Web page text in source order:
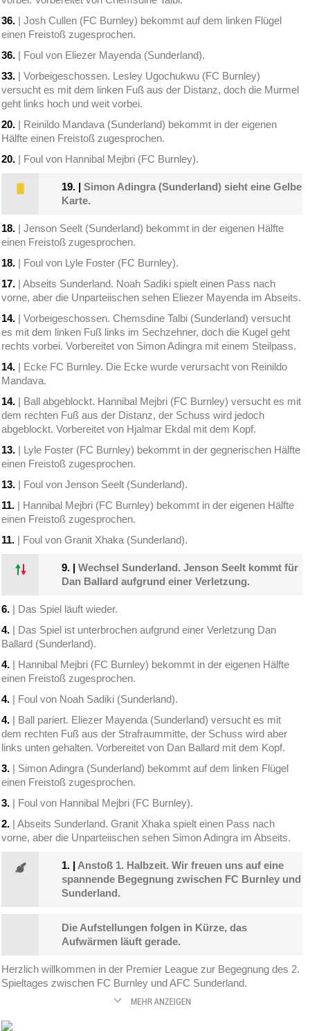
36. | Josh Cullen (FC Burnley) bekommt auf dem linken Flügel
einen Freistoß zugesprochen.
36. | Foul von Eliezer Mayenda (Sunderland).
33. | Vorbeigeschossen. Lesley Ugochukwu (FC Burnley)
versucht es mit dem linken Fuß aus der Distanz, doch die Murmel
geht links hoch und weit vorbei.
20. | Reinildo Mandava (Sunderland) bekommt in der eigenen
Hälfte einen Freistoß zugesprochen.
20. | Foul von Hannibal Mejbri (FC Burnley).
19. |Simon Adingra (Sunderland) sieht eine Gelbe
Karte.
18. | Jenson Seelt (Sunderland) bekommt in der eigenen Hälfte
einen Freistoß zugesprochen.
18. | Foul von Lyle Foster (FC Burnley).
17. | Abseits Sunderland. Noah Sadiki spielt einen Pass nach
vorne, aber die Unparteiischen sehen Eliezer Mayenda im Abseits.
14. | Vorbeigeschossen. Chemsdine Talbi (Sunderland) versucht
es mit dem linken Fuß links im Sechzehner, doch die Kugel geht
rechts vorbei. Vorbereitet von Simon Adingra mit einem Steilpass.
14. | Ecke FC Burnley. Die Ecke wurde verursacht von Reinildo
Mandava.
14. | Ball abgeblockt. Hannibal Mejbri (FC Burnley) versucht es mit
dem rechten Fuß aus der Distanz, der Schuss wird jedoch
abgeblockt. Vorbereitet von Hjalmar Ekdal mit dem Kopf.
13. | Lyle Foster (FC Burnley) bekommt in der gegnerischen Hälfte
einen Freistoß zugesprochen.
13. | Foul von Jenson Seelt (Sunderland).
11. | Hannibal Mejbri (FC Burnley) bekommt in der eigenen Hälfte
einen Freistoß zugesprochen.
11. | Foul von Granit Xhaka (Sunderland).
9. |Wechsel Sunderland. Jenson Seelt kommt für
Dan Ballard aufgrund einer Verletzung.
6. | Das Spiel läuft wieder.
4. | Das Spiel ist unterbrochen aufgrund einer Verletzung Dan
Ballard (Sunderland).
4. | Hannibal Mejbri (FC Burnley) bekommt in der eigenen Hälfte
einen Freistoß zugesprochen.
4. | Foul von Noah Sadiki (Sunderland).
4. | Ball pariert. Eliezer Mayenda (Sunderland) versucht es mit
dem rechten Fuß aus der Strafraummitte, der Schuss wird aber
links unten gehalten. Vorbereitet von Dan Ballard mit dem Kopf.
3. | Simon Adingra (Sunderland) bekommt auf dem linken Flügel
einen Freistoß zugesprochen.
3. | Foul von Hannibal Mejbri (FC Burnley).
2. | Abseits Sunderland. Granit Xhaka spielt einen Pass nach
vorne, aber die Unparteiischen sehen Simon Adingra im Abseits.
1. | Anstoß 1. Halbzeit. Wir freuen uns auf eine
spannende Begegnung zwischen FC Burnley und
Sunderland.
Die Aufstellungen folgen in Kürze, das
Aufwärmen läuft gerade.
Herzlich willkommen in der Premier League zur Begegnung des 2.
Spieltages zwischen FC Burnley und AFC Sunderland.